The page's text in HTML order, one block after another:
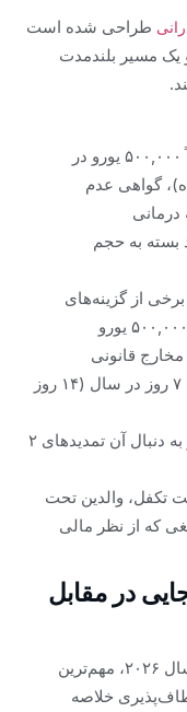
طراحی شده است
یک مسیر بلندمدت
سرمایه‌گذاری واجد شرایط (معمولاً ۵۰۰,۰۰۰ یورو در
گواهی عدم
درمانی
(می‌تواند بسته به حجم
یورو برای برخی از گزینه‌های
مشارکت مالی موجود، یا شروع از ۵۰۰,۰۰۰ یورو
قانونی
شرط اقامت: به طور متوسط فقط ۷ روز در سال (۱۴ روز
اعتبار: ۲ سال مجوز اقامت اولیه، و به دنبال آن تمدیدهای ۲
تکفل، والدین تحت
که از نظر مالی
در مقابل
هنگام مقایسه ویزاهای اقامت پرتغال در سال ۲۰۲۶، مهم‌ترین
خلاصه